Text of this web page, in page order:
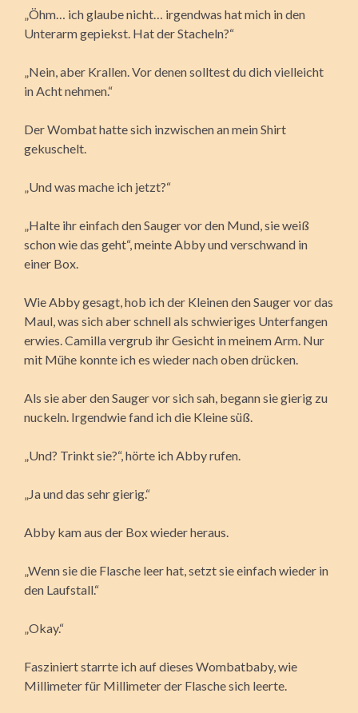
„Öhm… ich glaube nicht… irgendwas hat mich in den
Unterarm gepiekst. Hat der Stacheln?“
„Nein, aber Krallen. Vor denen solltest du dich vielleicht
in Acht nehmen.“
Der Wombat hatte sich inzwischen an mein Shirt
gekuschelt.
„Und was mache ich jetzt?“
„Halte ihr einfach den Sauger vor den Mund, sie weiß
schon wie das geht“, meinte Abby und verschwand in
einer Box.
Wie Abby gesagt, hob ich der Kleinen den Sauger vor das
Maul, was sich aber schnell als schwieriges Unterfangen
erwies. Camilla vergrub ihr Gesicht in meinem Arm. Nur
mit Mühe konnte ich es wieder nach oben drücken.
Als sie aber den Sauger vor sich sah, begann sie gierig zu
nuckeln. Irgendwie fand ich die Kleine süß.
„Und? Trinkt sie?“, hörte ich Abby rufen.
„Ja und das sehr gierig.“
Abby kam aus der Box wieder heraus.
„Wenn sie die Flasche leer hat, setzt sie einfach wieder in
den Laufstall.“
„Okay.“
Fasziniert starrte ich auf dieses Wombatbaby, wie
Millimeter für Millimeter der Flasche sich leerte.